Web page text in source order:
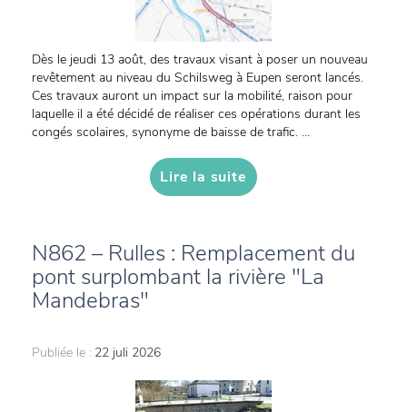
Dès le jeudi 13 août, des travaux visant à poser un nouveau
revêtement au niveau du Schilsweg à Eupen seront lancés.
Ces travaux auront un impact sur la mobilité, raison pour
laquelle il a été décidé de réaliser ces opérations durant les
congés scolaires, synonyme de baisse de trafic. ...
Lire la suite
N862 – Rulles : Remplacement du
pont surplombant la rivière "La
Mandebras"
Publiée le : 22 juli 2026